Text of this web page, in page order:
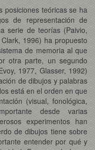
posiciones teóricas se ha
de representación de
serie de teorías (Paivio,
1996) ha propuesto
de memoria al que
otra parte, un segundo
1977, Glasser, 1992)
de dibujos y palabras
está en el orden en que
(visual, fonológica,
desde varias
experimentos han
de dibujos tiene sobre
entender por qué y